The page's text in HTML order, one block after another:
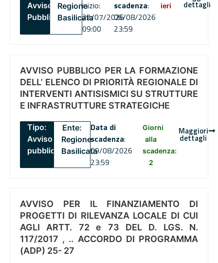
Avviso
Pubblico
Regione
Basilicata
inizio:
22/07/2026
09:00
scadenza:
06/08/2026
23:59
ieri dettagli
AVVISO PUBBLICO PER LA FORMAZIONE
DELL’ ELENCO DI PRIORITÀ REGIONALE DI
INTERVENTI ANTISISMICI SU STRUTTURE
E INFRASTRUTTURE STRATEGICHE
Tipo:
Avviso
pubblico
Ente:
Regione
Basilicata
Data di
scadenza:
09/08/2026
23:59
Giorni
alla
scadenza:
2
Maggiori
dettagli
AVVISO PER IL FINANZIAMENTO DI
PROGETTI DI RILEVANZA LOCALE DI CUI
AGLI ARTT. 72 e 73 DEL D. LGS. N.
117/2017 , .. ACCORDO DI PROGRAMMA
(ADP) 25- 27